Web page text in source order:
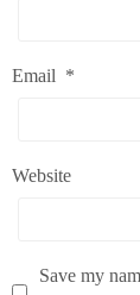
Email *
Website
Save my